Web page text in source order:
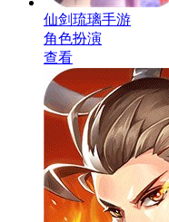
仙剑琉璃手游
角色扮演
查看